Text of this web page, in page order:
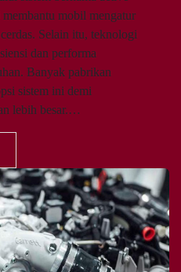
mobil mengatur
Selain itu, teknologi
dan performa
Banyak pabrikan
sistem ini demi
lebih besar.…